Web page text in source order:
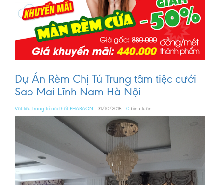
Dự Án Rèm Chị Tú Trung tâm tiệc cưới
Sao Mai Lĩnh Nam Hà Nội
Vật liệu trang trí nội thất PHARAON - 31/10/2018 - 0 bình luận